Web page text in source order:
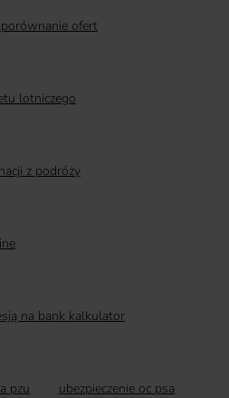
porównanie ofert
lotniczego
z podróży
na bank kalkulator
pzu ubezpieczenie oc psa